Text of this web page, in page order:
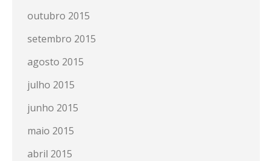
outubro 2015
setembro 2015
agosto 2015
julho 2015
junho 2015
maio 2015
abril 2015